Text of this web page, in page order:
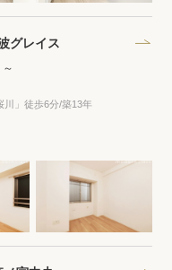
グレイス
川」徒歩6分/築13年